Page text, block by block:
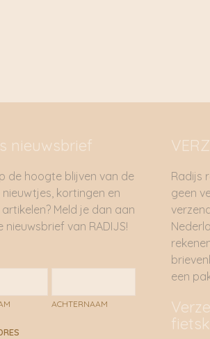
de kaars diep inbrandt, een stukje van
niet verder dan 2 cm van de
met water.
zijn gevoelig voor vocht in
nieuwsbrief
de hoogte blijven van de
nieuwtjes, kortingen en
artikelen? Meld je dan aan
nieuwsbrief van RADIJS!
ACHTERNAAM
Radijs
geen
een